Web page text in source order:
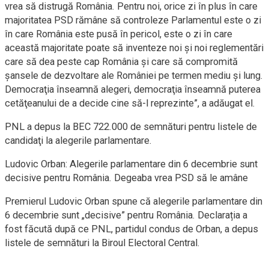
vrea să distrugă România. Pentru noi, orice zi în plus în care
majoritatea PSD rămâne să controleze Parlamentul este o zi
în care România este pusă în pericol, este o zi în care
această majoritate poate să inventeze noi şi noi reglementări
care să dea peste cap România şi care să compromită
şansele de dezvoltare ale României pe termen mediu şi lung.
Democraţia înseamnă alegeri, democraţia înseamnă puterea
cetăţeanului de a decide cine să-l reprezinte”, a adăugat el.
PNL a depus la BEC 722.000 de semnături pentru listele de
candidaţi la alegerile parlamentare.
Ludovic Orban: Alegerile parlamentare din 6 decembrie sunt
decisive pentru România. Degeaba vrea PSD să le amâne
Premierul Ludovic Orban spune că alegerile parlamentare din
6 decembrie sunt „decisive” pentru România. Declarația a
fost făcută după ce PNL, partidul condus de Orban, a depus
listele de semnături la Biroul Electoral Central.